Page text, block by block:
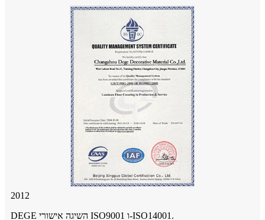
2012
DEGE השיגה אישורי ISO9001 ו-ISO14001.